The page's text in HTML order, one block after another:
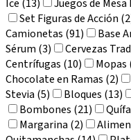
Ice (13)
Juegos de
Set Figuras de Acción
Camionetas (91)
Base
Sérum (3)
Cervezas
Centrífugas (10)
Mopas
Chocolate en Ramas (2)
Stevia (5)
Bloques (13)
Bombones (21)
Margarina (2)